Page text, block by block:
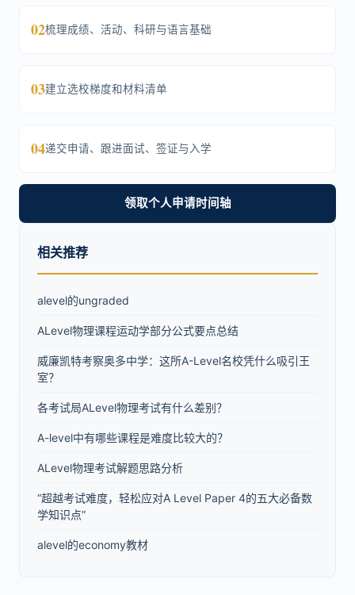
02梳理成绩、活动、科研与语言基础
03建立选校梯度和材料清单
04递交申请、跟进面试、签证与入学
领取个人申请时间轴
相关推荐
alevel的ungraded
ALevel物理课程运动学部分公式要点总结
威廉凯特考察奥多中学：这所A-Level名校凭什么吸引王
室？
各考试局ALevel物理考试有什么差别？
A-level中有哪些课程是难度比较大的？
ALevel物理考试解题思路分析
“超越考试难度，轻松应对A Level Paper 4的五大必备数
学知识点”
alevel的economy教材